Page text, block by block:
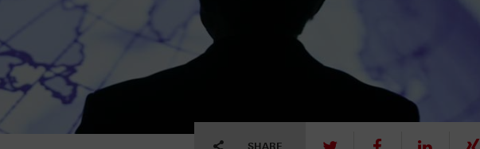
SHARE tweet mitteilen